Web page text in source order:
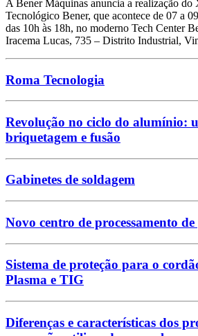
A Bener Máquinas anuncia a realização
Tecnológico Bener, que acontece de 07 a
das 10h às 18h, no moderno Tech Center
Iracema Lucas, 735 – Distrito Industrial,
Roma Tecnologia
Revolução no ciclo do alumínio:
briquetagem e fusão
Gabinetes de soldagem
Novo centro de processamento
Sistema de proteção para o
Plasma e TIG
Diferenças e características dos